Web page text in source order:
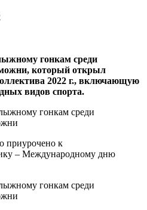
гонкам среди
который открыл
2022 г., включающую
видов спорта.
приурочено к
– Международному дню